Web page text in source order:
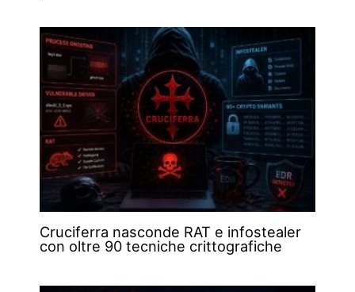
Cruciferra nasconde RAT e infostealer
con oltre 90 tecniche crittografiche